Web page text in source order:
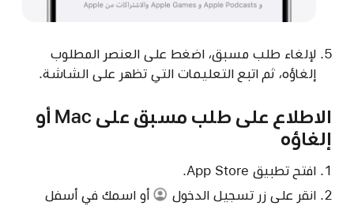
لإلغاء طلب مسبق، اضغط على العنصر المطلوب
إلغاؤه، ثم اتبع التعليمات التي تظهر على الشاشة.
الاطلاع على طلب مسبق على Mac أو
إلغاؤه
افتح تطبيق App Store.
انقر على زر تسجيل الدخول
أو اسمك في أسفل